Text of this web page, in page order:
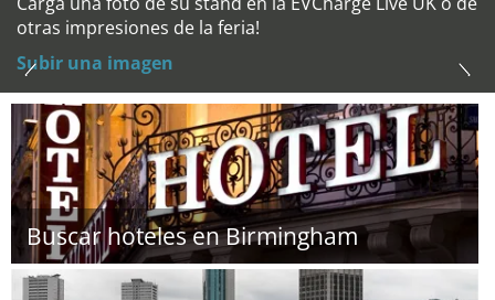
otras impresiones de la feria!
Subir una imagen
Buscar hoteles en Birmingham